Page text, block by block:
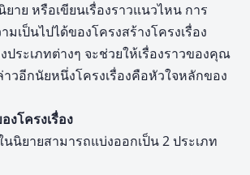
าย หรือเขียนเรื่องราวแนวไหน การ
มเป็นไปได้ของโครงสร้างโครงเรื่อง
ประเภทต่างๆ จะช่วยให้เรื่องราวของคุณ
วอีกนัยหนึ่งโครงเรื่องคือหัวใจหลักของ
งโครงเรื่อง
นนิยายสามารถแบ่งออกเป็น 2 ประเภท